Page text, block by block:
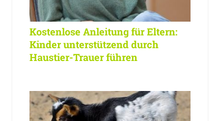
Kostenlose Anleitung für Eltern:
Kinder unterstützend durch
Haustier-Trauer führen